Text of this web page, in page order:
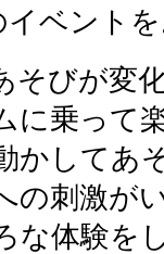
イベント
そびが変
に乗って
かしてあ
の刺激が
な体験を